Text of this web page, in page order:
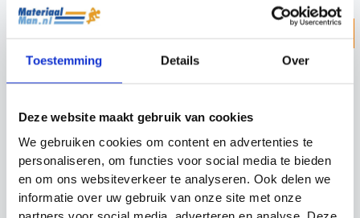
Toestemming Details Over
Deze website maakt gebruik van cookies
We gebruiken cookies om content en advertenties te
personaliseren, om functies voor social media te bieden
en om ons websiteverkeer te analyseren. Ook delen we
informatie over uw gebruik van onze site met onze
Z
e
n
Categorieën
Cadeau Ideeën
Looptraining
Sport en Spel
Sporten